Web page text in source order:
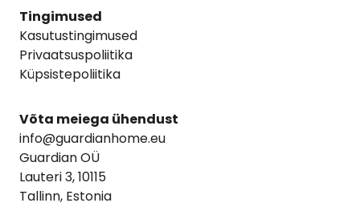
Tingimused
Kasutustingimused
Privaatsuspoliitika
Küpsistepoliitika
Võta meiega ühendust
info@guardianhome.eu
Guardian OÜ
Lauteri 3, 10115
Tallinn, Estonia